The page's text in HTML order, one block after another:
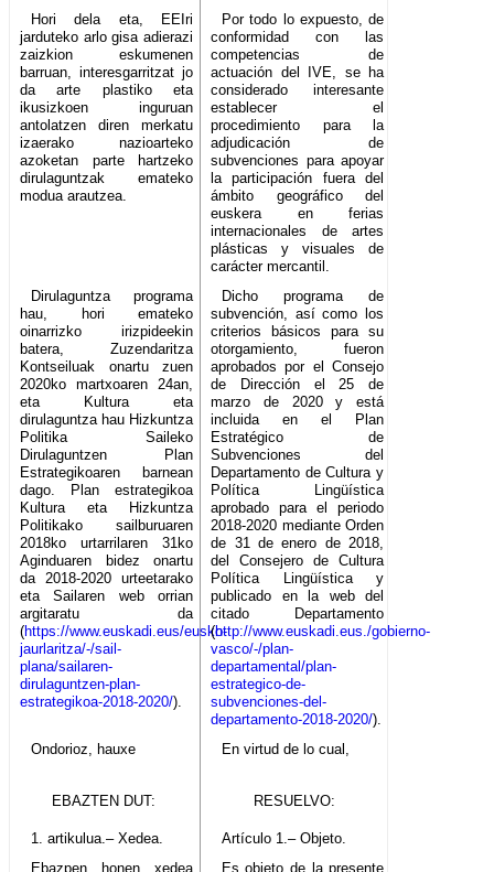
Hori dela eta, EEIri
jarduteko arlo gisa adierazi
zaizkion eskumenen
barruan, interesgarritzat jo
da arte plastiko eta
ikusizkoen inguruan
antolatzen diren merkatu
izaerako nazioarteko
azoketan parte hartzeko
dirulaguntzak emateko
modua arautzea.
Por todo lo expuesto, de
conformidad con las
competencias de
actuación del IVE, se ha
considerado interesante
establecer el
procedimiento para la
adjudicación de
subvenciones para apoyar
la participación fuera del
ámbito geográfico del
euskera en ferias
internacionales de artes
plásticas y visuales de
carácter mercantil.
Dirulaguntza programa
hau, hori emateko
oinarrizko irizpideekin
batera, Zuzendaritza
Kontseiluak onartu zuen
2020ko martxoaren 24an,
eta Kultura eta
dirulaguntza hau Hizkuntza
Politika Saileko
Dirulaguntzen Plan
Estrategikoaren barnean
dago. Plan estrategikoa
Kultura eta Hizkuntza
Politikako sailburuaren
2018ko urtarrilaren 31ko
Aginduaren bidez onartu
da 2018-2020 urteetarako
eta Sailaren web orrian
argitaratu da
(https://www.euskadi.eus/eusko-
jaurlaritza/-/sail-
plana/sailaren-
dirulaguntzen-plan-
estrategikoa-2018-2020/).
Dicho programa de
subvención, así como los
criterios básicos para su
otorgamiento, fueron
aprobados por el Consejo
de Dirección el 25 de
marzo de 2020 y está
incluida en el Plan
Estratégico de
Subvenciones del
Departamento de Cultura y
Política Lingüística
aprobado para el periodo
2018-2020 mediante Orden
de 31 de enero de 2018,
del Consejero de Cultura
Política Lingüística y
publicado en la web del
citado Departamento
(http://www.euskadi.eus./gobierno-
vasco/-/plan-
departamental/plan-
estrategico-de-
subvenciones-del-
departamento-2018-2020/).
Ondorioz, hauxe
En virtud de lo cual,
EBAZTEN DUT: RESUELVO:
1. artikulua.– Xedea.
Artículo 1.– Objeto.
Ebazpen honen xedea
Es objeto de la presente